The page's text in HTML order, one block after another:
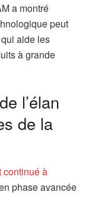
a montré
peut
aide les
à grande
l’élan
de la
continué à
phase avancée